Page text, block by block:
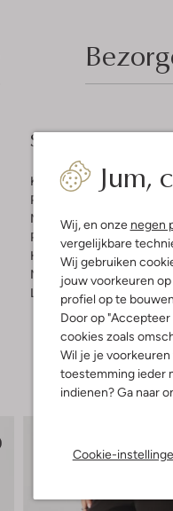
Jum,
Wij, en onze negen
vergelijkbare
Wij gebruiken
jouw voorkeuren
profiel op te
Door op "Accepteer
cookies zoals
Wil je je
toestemming ieder
indienen? Ga naar
Cookie-
Samenstelling &
Kleur:Donkergrijs
Patroon:
Materiaal:
Pasvorm:
Losvallend
Halslijn:Rond
Mouwlengte:
Korte Mouw
Lengte:
Half Lang